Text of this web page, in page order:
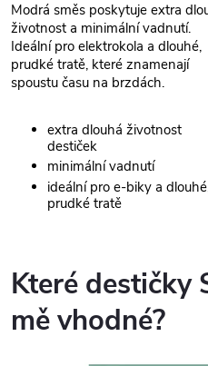
Modrá směs poskytuje extra
životnost a minimální vadnutí.
Ideální pro elektrokola a dlouhé,
prudké tratě, které znamenají
spoustu času na brzdách.
extra dlouhá životnost
destiček
minimální vadnutí
ideální pro e-biky a
prudké tratě
Které destičky
mě vhodné?